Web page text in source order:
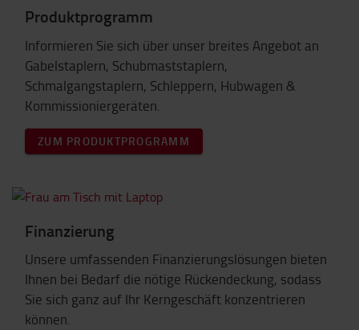
Produktprogramm
Informieren Sie sich über unser breites Angebot an
Gabelstaplern, Schubmaststaplern,
Schmalgangstaplern, Schleppern, Hubwagen &
Kommissioniergeräten.
ZUM PRODUKTPROGRAMM
Finanzierung
Unsere umfassenden Finanzierungslösungen bieten
Ihnen bei Bedarf die nötige Rückendeckung, sodass
Sie sich ganz auf Ihr Kerngeschäft konzentrieren
können.